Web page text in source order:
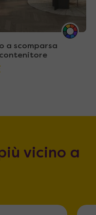
a scomparsa
vicino a